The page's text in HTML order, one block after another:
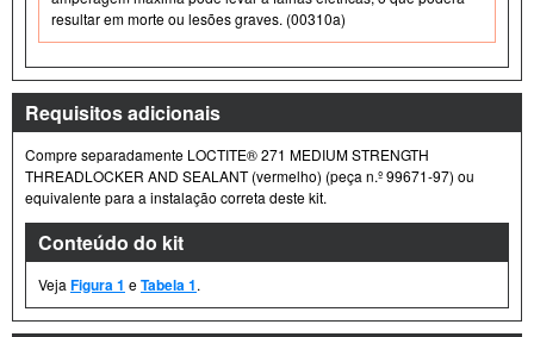
resultar em morte ou lesões graves. (00310a)
Requisitos adicionais
Compre separadamente LOCTITE® 271 MEDIUM STRENGTH
THREADLOCKER AND SEALANT (vermelho) (peça n.º 99671-97) ou
equivalente para a instalação correta deste kit.
Conteúdo do kit
Veja Figura 1 eTabela 1.